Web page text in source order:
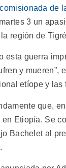
de
3 un
región de
esta guerra
y
etíope y
que,
Etiopía. Se
Bachelet al